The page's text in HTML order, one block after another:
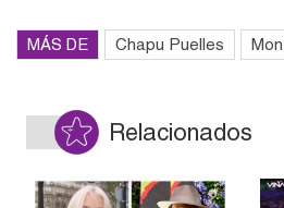
MÁS DE Chapu Puelles
Relacionados